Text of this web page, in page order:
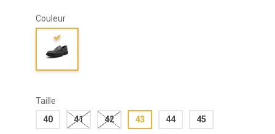
Couleur
Taille
40
41 42 43 44 45